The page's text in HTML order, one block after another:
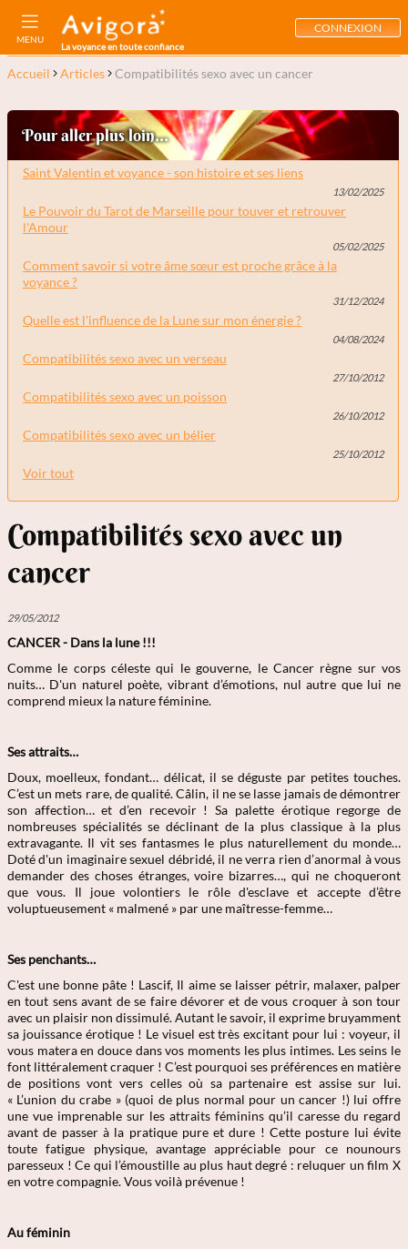
MENU
La voyance en toute confiance
CONNEXION
Accueil Articles Compatibilités sexo avec un cancer
Pour aller plus loin...
Saint Valentin et voyance - son histoire et ses liens
13/02/2025
Le Pouvoir du Tarot de Marseille pour touver et retrouver
l'Amour
05/02/2025
Comment savoir si votre âme sœur est proche grâce à la
voyance ?
31/12/2024
Quelle est l'influence de la Lune sur mon énergie ?
04/08/2024
Compatibilités sexo avec un verseau
27/10/2012
Compatibilités sexo avec un poisson
26/10/2012
Compatibilités sexo avec un bélier
25/10/2012
Voir tout
Compatibilités sexo avec un
cancer
29/05/2012
CANCER - Dans la lune !!!
Comme le corps céleste qui le gouverne, le Cancer règne sur vos
nuits… D'un naturel poète, vibrant d’émotions, nul autre que lui ne
comprend mieux la nature féminine.
Ses attraits…
Doux, moelleux, fondant… délicat, il se déguste par petites touches.
C’est un mets rare, de qualité. Câlin, il ne se lasse jamais de démontrer
son affection… et d’en recevoir ! Sa palette érotique regorge de
nombreuses spécialités se déclinant de la plus classique à la plus
extravagante. Il vit ses fantasmes le plus naturellement du monde…
Doté d'un imaginaire sexuel débridé, il ne verra rien d’anormal à vous
demander des choses étranges, voire bizarres…, qui ne choqueront
que vous. Il joue volontiers le rôle d'esclave et accepte d’être
voluptueusement « malmené » par une maîtresse-femme…
Ses penchants…
C'est une bonne pâte ! Lascif, Il aime se laisser pétrir, malaxer, palper
en tout sens avant de se faire dévorer et de vous croquer à son tour
avec un plaisir non dissimulé. Autant le savoir, il exprime bruyamment
sa jouissance érotique ! Le visuel est très excitant pour lui : voyeur, il
vous matera en douce dans vos moments les plus intimes. Les seins le
font littéralement craquer ! C’est pourquoi ses préférences en matière
de positions vont vers celles où sa partenaire est assise sur lui.
« L’union du crabe » (quoi de plus normal pour un cancer !) lui offre
une vue imprenable sur les attraits féminins qu’il caresse du regard
avant de passer à la pratique pure et dure ! Cette posture lui évite
toute fatigue physique, avantage appréciable pour ce nounours
paresseux ! Ce qui l’émoustille au plus haut degré : reluquer un film X
en votre compagnie. Vous voilà prévenue !
Au féminin